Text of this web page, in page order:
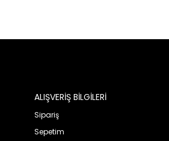
ALIŞVERİŞ BİLGİLERİ
Sipariş
Sepetim